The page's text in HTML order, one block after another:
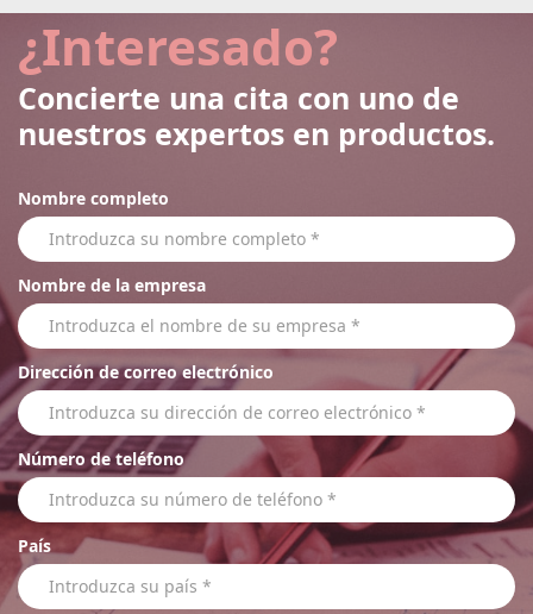
¿Interesado?
Concierte una cita con uno de
nuestros expertos en productos.
Nombre completo
Nombre de la empresa
Dirección de correo electrónico
Número de teléfono
País